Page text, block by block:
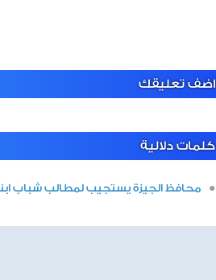
اضف تعليقك
كلمات دلالية
محافظ الجيزة يستجيب لمطالب شباب